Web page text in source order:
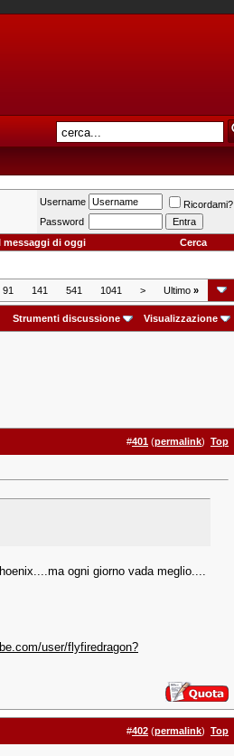
Username
Ricordami?
Password
messaggi di oggi Cerca
91 141 541 1041 > Ultimo »
Strumenti discussione Visualizzazione
#401 (permalink) Top
ogni giorno vada meglio....
user/flyfiredragon?
#402 (permalink) Top